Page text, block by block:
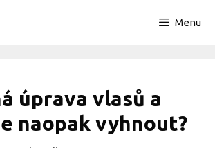
Menu
úprava vlasů a
naopak vyhnout?